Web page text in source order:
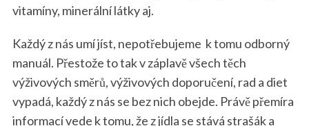
vitamíny, minerální látky aj.
Každý z nás umí jíst, nepotřebujeme k tomu odborný
manuál. Přestože to tak v záplavě všech těch
výživových směrů, výživových doporučení, rad a diet
vypadá, každý z nás se bez nich obejde. Právě přemíra
informací vede k tomu, že z jídla se stává strašák a